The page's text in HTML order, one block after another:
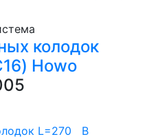
колодок
Howo
В